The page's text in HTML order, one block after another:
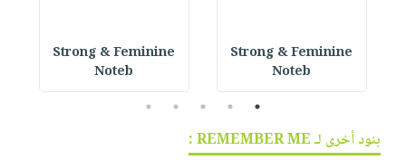
Strong & Feminine
Noteb
Strong & Feminine
Noteb
1
2
3
4
5
بنود أخرى لـ REMEMBER ME :